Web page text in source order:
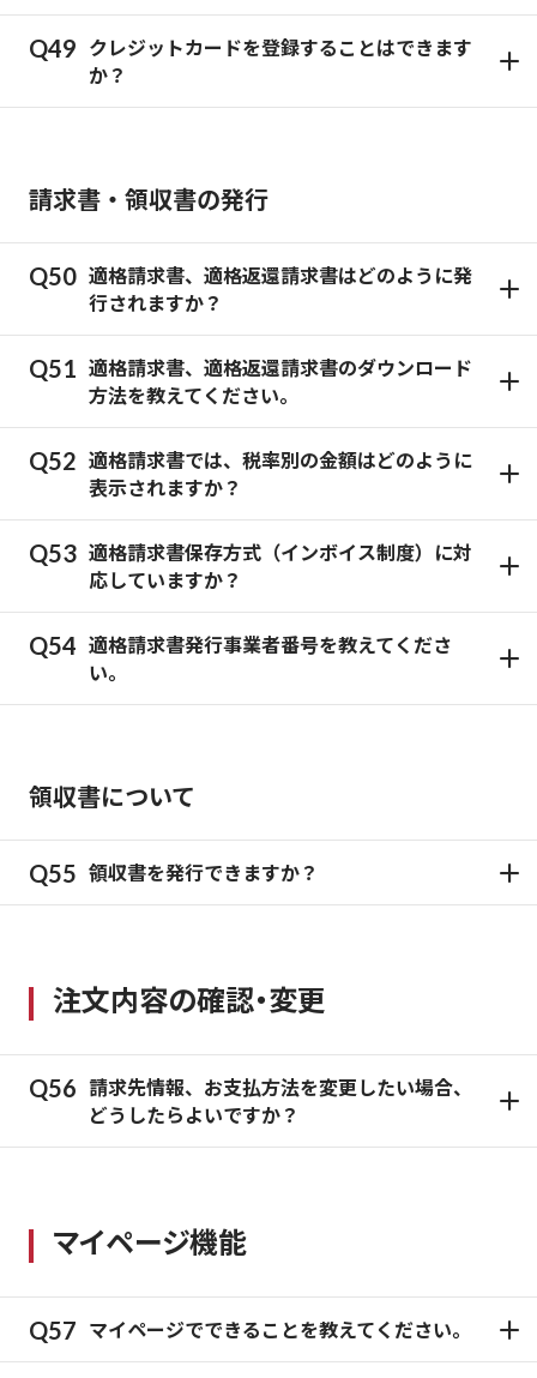
クレジットカードを登録することはできます
か？
請求書・領収書の発行
適格請求書、適格返還請求書はどのように発
行されますか？
適格請求書、適格返還請求書のダウンロード
方法を教えてください。
適格請求書では、税率別の金額はどのように
表示されますか？
適格請求書保存方式（インボイス制度）に対
応していますか？
適格請求書発行事業者番号を教えてくださ
い。
領収書について
領収書を発行できますか？
注文内容の確認・変更
請求先情報、お支払方法を変更したい場合、
どうしたらよいですか？
マイページ機能
マイページでできることを教えてください。